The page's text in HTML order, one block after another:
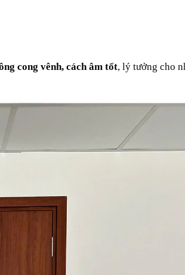
cong vênh, cách âm tốt, lý tưởng cho